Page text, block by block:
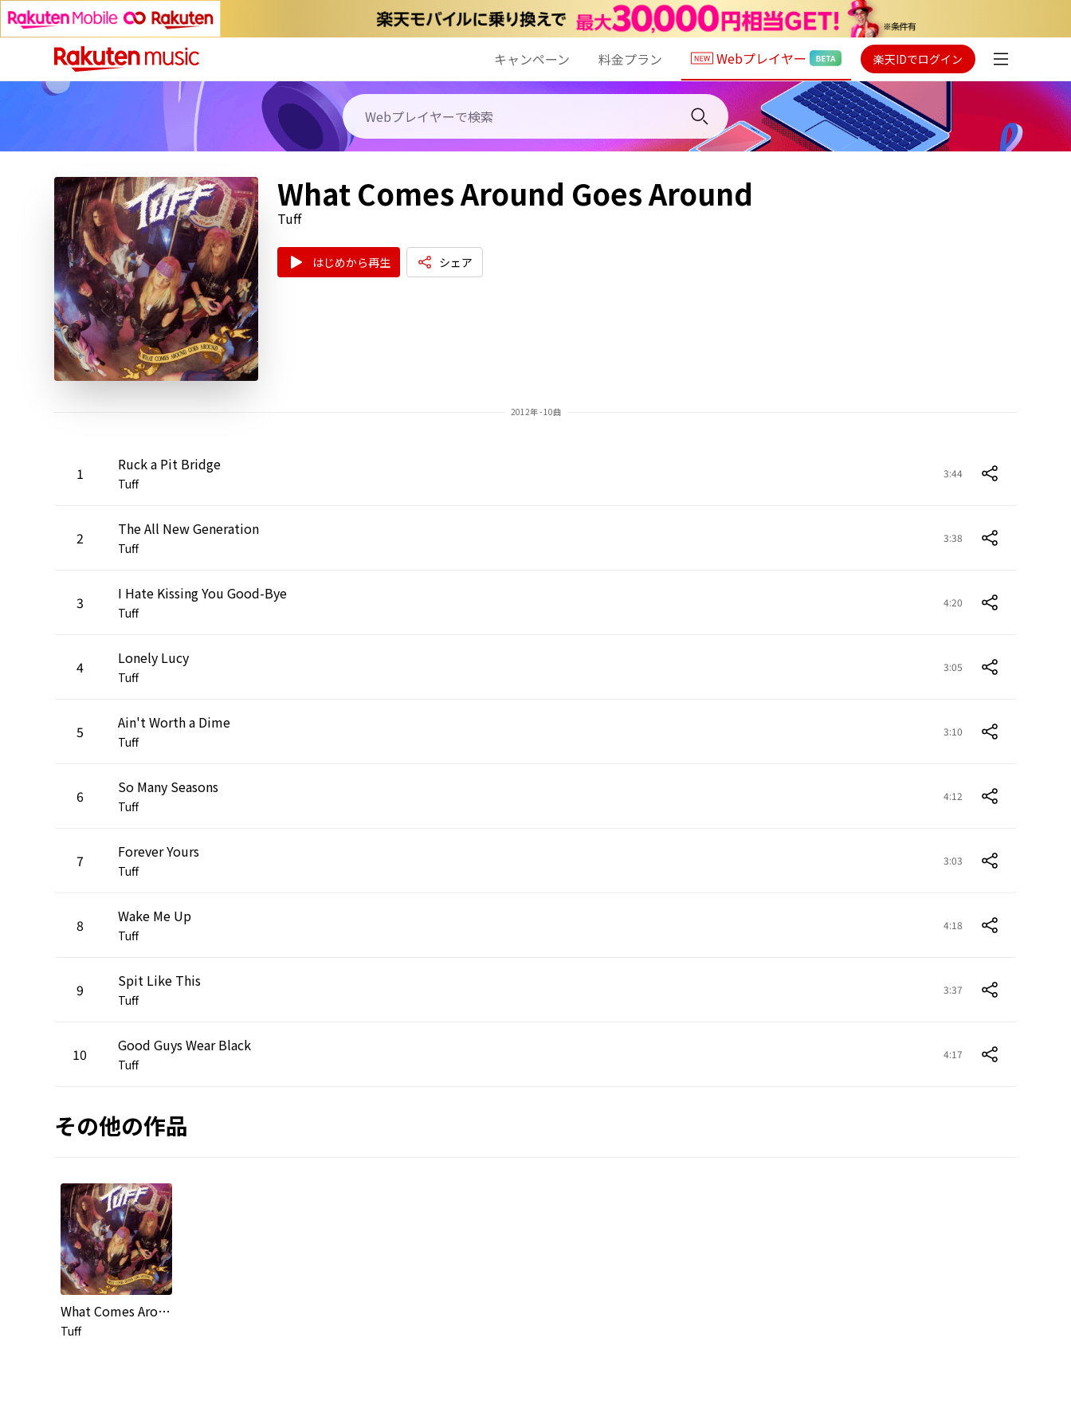
キャンペーン 料金プラン Webプレイヤー 楽天IDでログイン
What Comes Around Goes Around
Tuff
はじめから再生 シェア
2012年 - 10曲
1 Ruck a Pit Bridge
Tuff
3:44
2 The All New Generation
Tuff
3:38
3 I Hate Kissing You Good-Bye
Tuff
4:20
4 Lonely Lucy
Tuff
3:05
5 Ain't Worth a Dime
Tuff
3:10
6 So Many Seasons
Tuff
4:12
7 Forever Yours
Tuff
3:03
8 Wake Me Up
Tuff
4:18
9 Spit Like This
Tuff
3:37
10 Good Guys Wear Black
Tuff
4:17
その他の作品
What Comes Around Goes Around (2021 Remaster)
Tuff